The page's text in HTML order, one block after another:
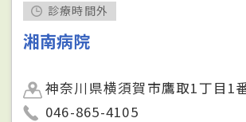
診療時間外
湘南病院
神奈川県横須賀市鷹取1丁目1
046-865-4105